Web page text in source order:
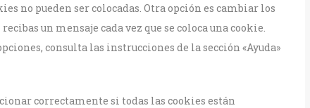
no pueden ser colocadas. Otra opción es cambiar los
un mensaje cada vez que se coloca una cookie.
consulta las instrucciones de la sección «Ayuda»
correctamente si todas las cookies están